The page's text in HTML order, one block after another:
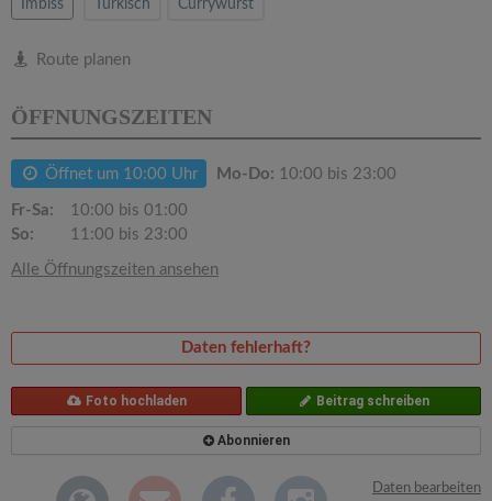
Imbiss Türkisch Currywurst
Route planen
ÖFFNUNGSZEITEN
Öffnet um 10:00 Uhr Mo-Do: 10:00 bis 23:00
Fr-Sa:
10:00 bis 01:00
So:
11:00 bis 23:00
Alle Öffnungszeiten ansehen
Daten fehlerhaft?
Foto hochladen Beitrag schreiben
Abonnieren
Daten bearbeiten
i
g
a